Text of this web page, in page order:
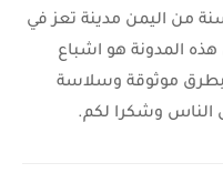
عمري 18 سنة من اليمن مدينة تعز في
المدونة هو اشباع
بطرق موثوقة وسلاسة
الناس وشكرا لكم.